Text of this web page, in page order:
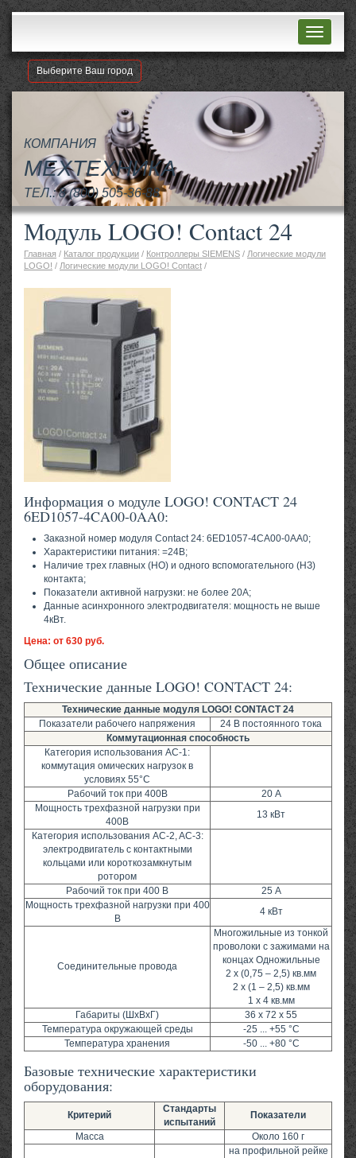
Выберите Ваш город
КОМПАНИЯ
МЕХТЕХНИКА
ТЕЛ.:8 (800) 505-36-88
Модуль LOGO! Contact 24
Главная / Каталог продукции / Контроллеры SIEMENS / Логические модули
LOGO! / Логические модули LOGO! Contact /
Информация о модуле LOGO! CONTACT 24
6ED1057-4CA00-0AA0:
Заказной номер модуля Сontact 24: 6ED1057-4CA00-0AA0;
Характеристики питания: =24В;
Наличие трех главных (НО) и одного вспомогательного (НЗ)
контакта;
Показатели активной нагрузки: не более 20А;
Данные асинхронного электродвигателя: мощность не выше
4кВт.
Цена: от 630 руб.
Общее описание
Технические данные LOGO! CONTACT 24:
Технические данные модуля LOGO! CONTACT 24
Показатели рабочего напряжения
24 В постоянного тока
Коммутационная способность
Категория использования AC-1:
коммутация омических нагрузок в
условиях 55°C
Рабочий ток при 400В
20 А
Мощность трехфазной нагрузки при
400В
13 кВт
Категория использования AC-2, AC-3:
электродвигатель с контактными
кольцами или короткозамкнутым
ротором
Рабочий ток при 400 В
25 А
Мощность трехфазной нагрузки при 400
В
4 кВт
Соединительные провода
Многожильные из тонкой
проволоки с зажимами на
концах Одножильные
2 x (0,75 – 2,5) кв.мм
2 x (1 – 2,5) кв.мм
1 x 4 кв.мм
Габариты (ШxВxГ)
36 x 72 x 55
Температура окружающей среды
-25 ... +55 °C
Температура хранения
-50 ... +80 °C
Базовые технические характеристики
оборудования:
Критерий
Стандарты
испытаний
Показатели
Масса
Около 160 г
на профильной рейке